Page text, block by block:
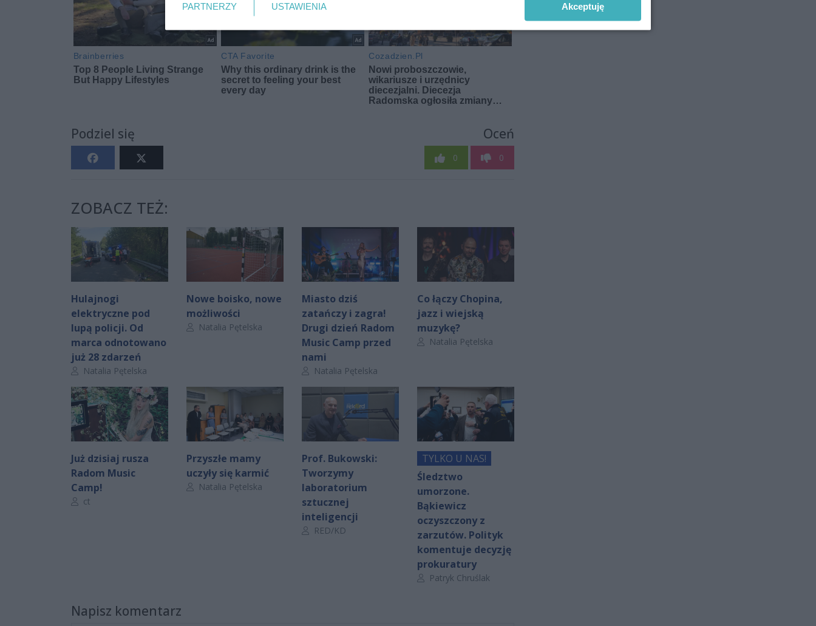
Podziel się Oceń
0 0
ZOBACZ TEŻ:
Hulajnogi
elektryczne pod
lupą policji. Od
marca odnotowano
już 28 zdarzeń
Autor artykułu:
Natalia Pętelska
Nowe boisko, nowe
możliwości
Autor artykułu:
Natalia Pętelska
Miasto dziś
zatańczy i zagra!
Drugi dzień Radom
Music Camp przed
nami
Autor artykułu:
Natalia Pętelska
Co łączy Chopina,
jazz i wiejską
muzykę?
Autor artykułu:
Natalia Pętelska
Już dzisiaj rusza
Radom Music
Camp!
Autor artykułu:
ct
Przyszłe mamy
uczyły się karmić
Autor artykułu:
Natalia Pętelska
Prof. Bukowski:
Tworzymy
laboratorium
sztucznej
inteligencji
Autor artykułu:
RED/KD
TYLKO U NAS!
Śledztwo
umorzone.
Bąkiewicz
oczyszczony z
zarzutów. Polityk
komentuje decyzję
prokuratury
Autor artykułu:
Patryk Chruślak
Napisz komentarz
PARTNERZY USTAWIENIA Akceptuję